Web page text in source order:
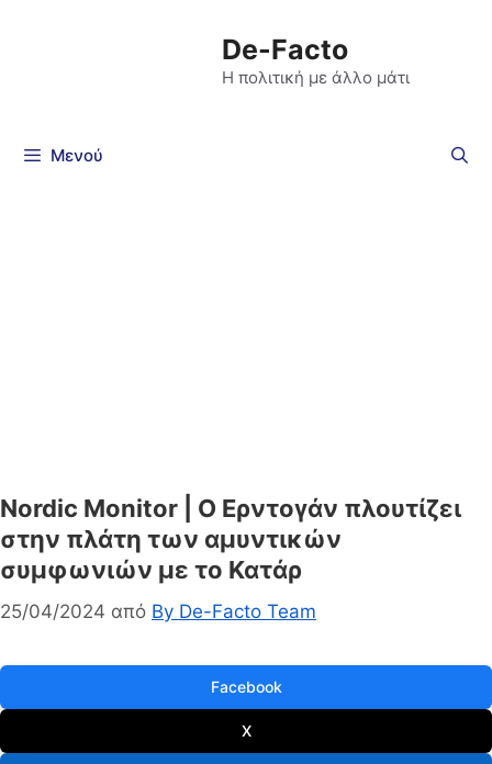
De-Facto
Η πολιτική με άλλο μάτι
Μενού
Nordic Monitor | Ο Ερντογάν πλουτίζει
στην πλάτη των αμυντικών
συμφωνιών με το Κατάρ
25/04/2024 από By De-Facto Team
Facebook
X